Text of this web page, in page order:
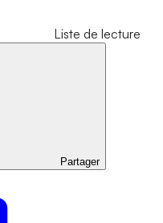
Liste de lecture
Partager